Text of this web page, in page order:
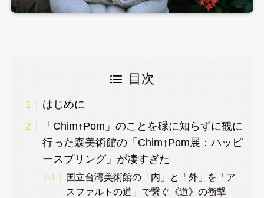
目次
はじめに
「Chim↑Pom」のことを碌に知らずに観に
行った森美術館の「Chim↑Pom展：ハッピ
ースプリング」が凄すぎた
国立台湾美術館の「内」と「外」を「ア
スファルトの道」で繋ぐ《道》の衝撃